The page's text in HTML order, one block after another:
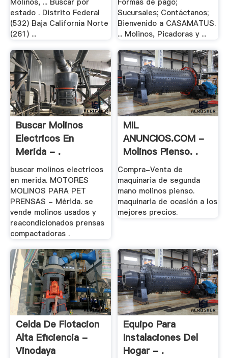
Molinos, ... Buscar por
estado . Distrito Federal
(532) Baja California Norte
(261) ...
Formas de pago;
Sucursales; Contáctanos;
Bienvenido a CASAMATUS.
... Molinos, Picadoras y ...
Buscar Molinos
Electricos En
Merida - .
buscar molinos electricos
en merida. MOTORES
MOLINOS PARA PET
PRENSAS - Mérida. se
vende molinos usados y
reacondicionados prensas
compactadoras .
MIL
ANUNCIOS.COM -
Molinos Pienso. .
Compra-Venta de
maquinaria de segunda
mano molinos pienso.
maquinaria de ocasión a los
mejores precios.
Celda De Flotacion
Alta Eficiencia -
Vinodaya
Equipo Para
Instalaciones Del
Hogar - .